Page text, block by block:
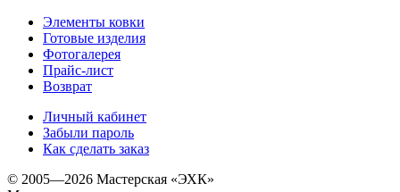
Элементы ковки
Готовые изделия
Фотогалерея
Прайс-лист
Возврат
Личный кабинет
Забыли пароль
Как сделать заказ
© 2005—2026 Мастерская «ЭХК»